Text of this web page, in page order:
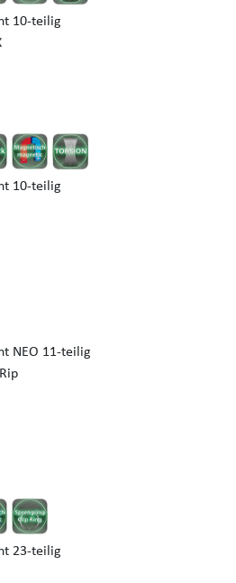
10-teilig
10-teilig
NEO 11-teilig
23-teilig